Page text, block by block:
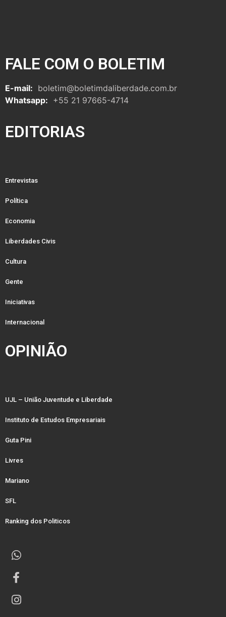
FALE COM O BOLETIM
E-mail: boletim@boletimdaliberdade.com.br
Whatsapp: +55 21 97665-4714
EDITORIAS
Entrevistas
Política
Economia
Liberdades Civis
Cultura
Gente
Iniciativas
Internacional
OPINIÃO
UJL – União Juventude e Liberdade
Instituto de Estudos Empresariais
Guta Pini
Livres
Mariano
SFL
Ranking dos Politicos